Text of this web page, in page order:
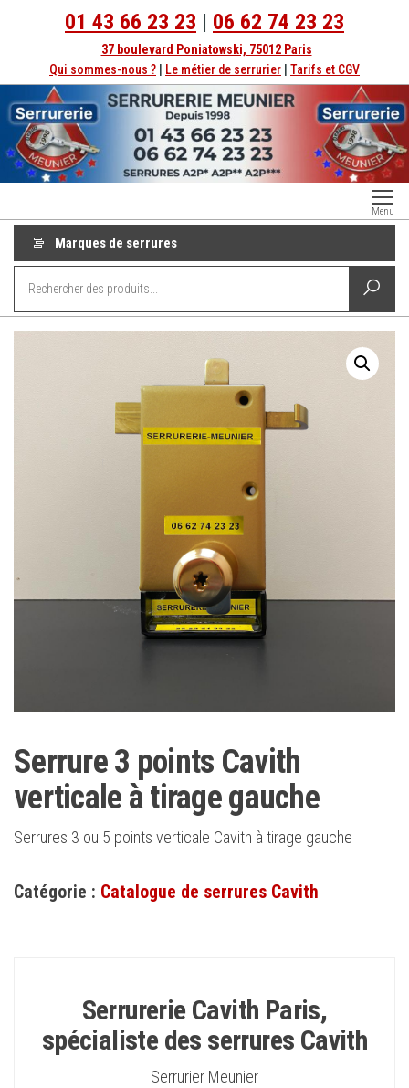
01 43 66 23 23 | 06 62 74 23 23
37 boulevard Poniatowski, 75012 Paris
Qui sommes-nous ?
Le métier de serrurier Tarifs et CGV
Paris
serrurier à
depuis
Menu
Marques de serrures
Serrure 3 points Cavith
verticale à tirage gauche
Serrures 3 ou 5 points verticale Cavith à tirage gauche
Catégorie : Catalogue de serrures Cavith
Serrurerie Cavith Paris,
spécialiste des serrures Cavith
Serrurier Meunier